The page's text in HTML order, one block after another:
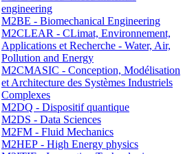
engineering
M2BE - Biomechanical Engineering
M2CLEAR - CLimat, Environnement,
Applications et Recherche - Water, Air,
Pollution and Energy
M2CMASIC - Conception, Modélisation
et Architecture des Systèmes Industriels
Complexes
M2DQ - Dispositif quantique
M2DS - Data Sciences
M2FM - Fluid Mechanics
M2HEP - High Energy physics